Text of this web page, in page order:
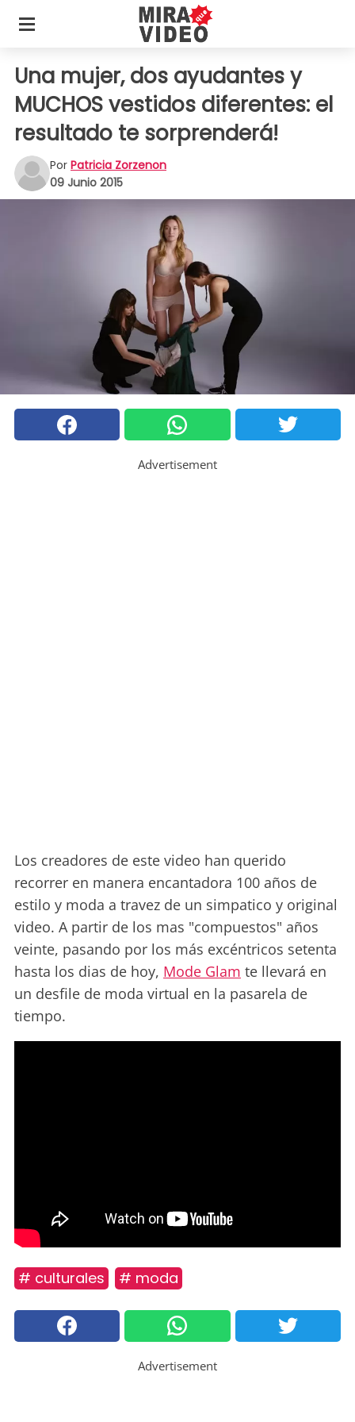
Una mujer, dos ayudantes y
MUCHOS vestidos diferentes: el
resultado te sorprenderá!
Por Patricia Zorzenon
09 Junio 2015
Advertisement
Los creadores de este video han querido
recorrer en manera encantadora 100 años de
estilo y moda a travez de un simpatico y original
video. A partir de los mas "compuestos" años
veinte, pasando por los más excéntricos setenta
hasta los dias de hoy, Mode Glam te llevará en
un desfile de moda virtual en la pasarela de
tiempo.
# culturales # moda
Advertisement